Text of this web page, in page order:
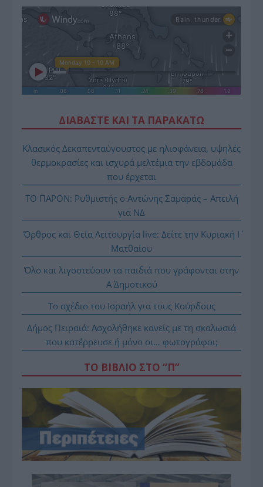
ΔΙΑΒΑΣΤΕ ΚΑΙ ΤΑ ΠΑΡΑΚΑΤΩ
Κλασικός Δεκαπενταύγουστος με ηλιοφάνεια, υψηλές
θερμοκρασίες και ισχυρά μελτέμια την εβδομάδα
που έρχεται
ΤΟ ΠΑΡΟΝ: Ρυθμιστής ο Αντώνης Σαμαράς – Απειλή
για ΝΔ
Όρθρος και Θεία Λειτουργία live: Δείτε την Κυριακή Ι΄
Ματθαίου
Όλο και λιγοστεύουν τα παιδιά που γράφονται στην
Α΄ Δημοτικού
Το σχέδιο του Ισραήλ για τους Κούρδους
Δήμος Πειραιά: Ασχολήθηκε κανείς με τη σκαλωσιά
που κατέρρευσε ή μόνο οι… φωτογράφοι;
ΤΟ ΒΙΒΛΙΟ ΣΤΟ “Π”